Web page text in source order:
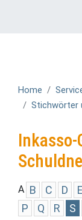
Home
Stichwörter
Inkasso-
A B C D E
P
Q R S